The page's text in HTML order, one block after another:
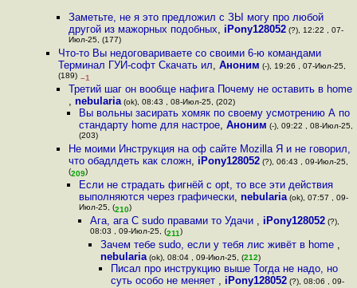
Заметьте, не я это предложил c ЗЫ могу про любой
другой из мажорных подобных, iPony128052(?), 12:22 , 07-
Июл-25, (177)
Что-то Вы недоговариваете со своими 6-ю командами
Терминал ГУИ-софт Скачать ил, Аноним (-), 19:26 , 07-Июл-25,
(189) –1
Третий шаг он вообще нафига Почему не оставить в home
, nebularia(ok), 08:43 , 08-Июл-25, (202)
Вы вольны засирать хомяк по своему усмотрению А по
стандарту home для настрое,Аноним (-), 09:22 , 08-Июл-25,
(203)
Не моими Инструкция на оф сайте Mozilla Я и не говорил,
что обадлдеть как сложн, iPony128052(?), 06:43 , 09-Июл-25,
(209)
Если не страдать фигнёй с opt, то все эти действия
выполняются через графически,nebularia (ok), 07:57 , 09-
Июл-25, (210)
Ага, ага С sudo правами то Удачи , iPony128052(?),
08:03 , 09-Июл-25, (211)
Зачем тебе sudo, если у тебя лис живёт в home ,
nebularia(ok), 08:04 , 09-Июл-25, (212)
Писал про инструкцию выше Тогда не надо, но
суть особо не меняет , iPony128052 (?), 08:06 , 09-